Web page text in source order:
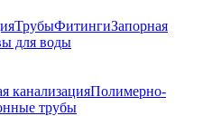
ТрубыФитингиЗапорная
для воды
канализацияПолимерно-
трубы